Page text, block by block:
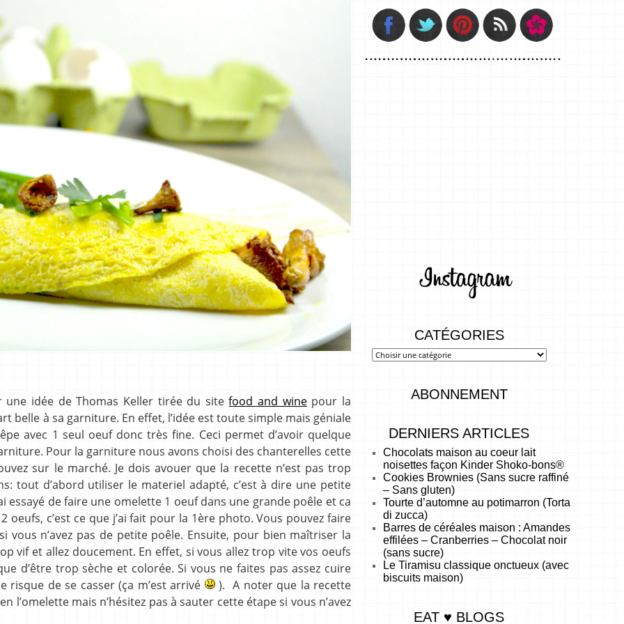
une idée de Thomas Keller tirée du sitefood and winepour la
belle à sa garniture. En effet, l’idée est toute simple mais géniale
avec 1 seul oeuf donc très fine. Ceci permet d’avoir quelque
Pour la garniture nous avons choisi des chanterelles cette
sur le marché. Je dois avouer que la recette n’est pas trop
tout d’abord utiliser le materiel adapté, c’est à dire une petite
essayé de faire une omelette 1 oeuf dans une grande poêle et ca
oeufs, c’est ce que j’ai fait pour la 1ère photo. Vous pouvez faire
n’avez pas de petite poêle. Ensuite, pour bien maîtriser la
vif et allez doucement. En effet, si vous allez trop vite vos oeufs
d’être trop sèche et colorée. Si vous ne faites pas assez cuire
risque de se casser (ça m’est arrivé
). A noter que la recette
l’omelette mais n’hésitez pas à sauter cette étape si vous n’avez
CATÉGORIES
ABONNEMENT
DERNIERS ARTICLES
Chocolats maison au coeur lait
noisettes façon Kinder Shoko-bons®
Cookies Brownies (Sans sucre raffiné
– Sans gluten)
Tourte d’automne au potimarron (Torta
di zucca)
Barres de céréales maison : Amandes
effilées – Cranberries – Chocolat noir
(sans sucre)
Le Tiramisu classique onctueux (avec
biscuits maison)
EAT ♥ BLOGS